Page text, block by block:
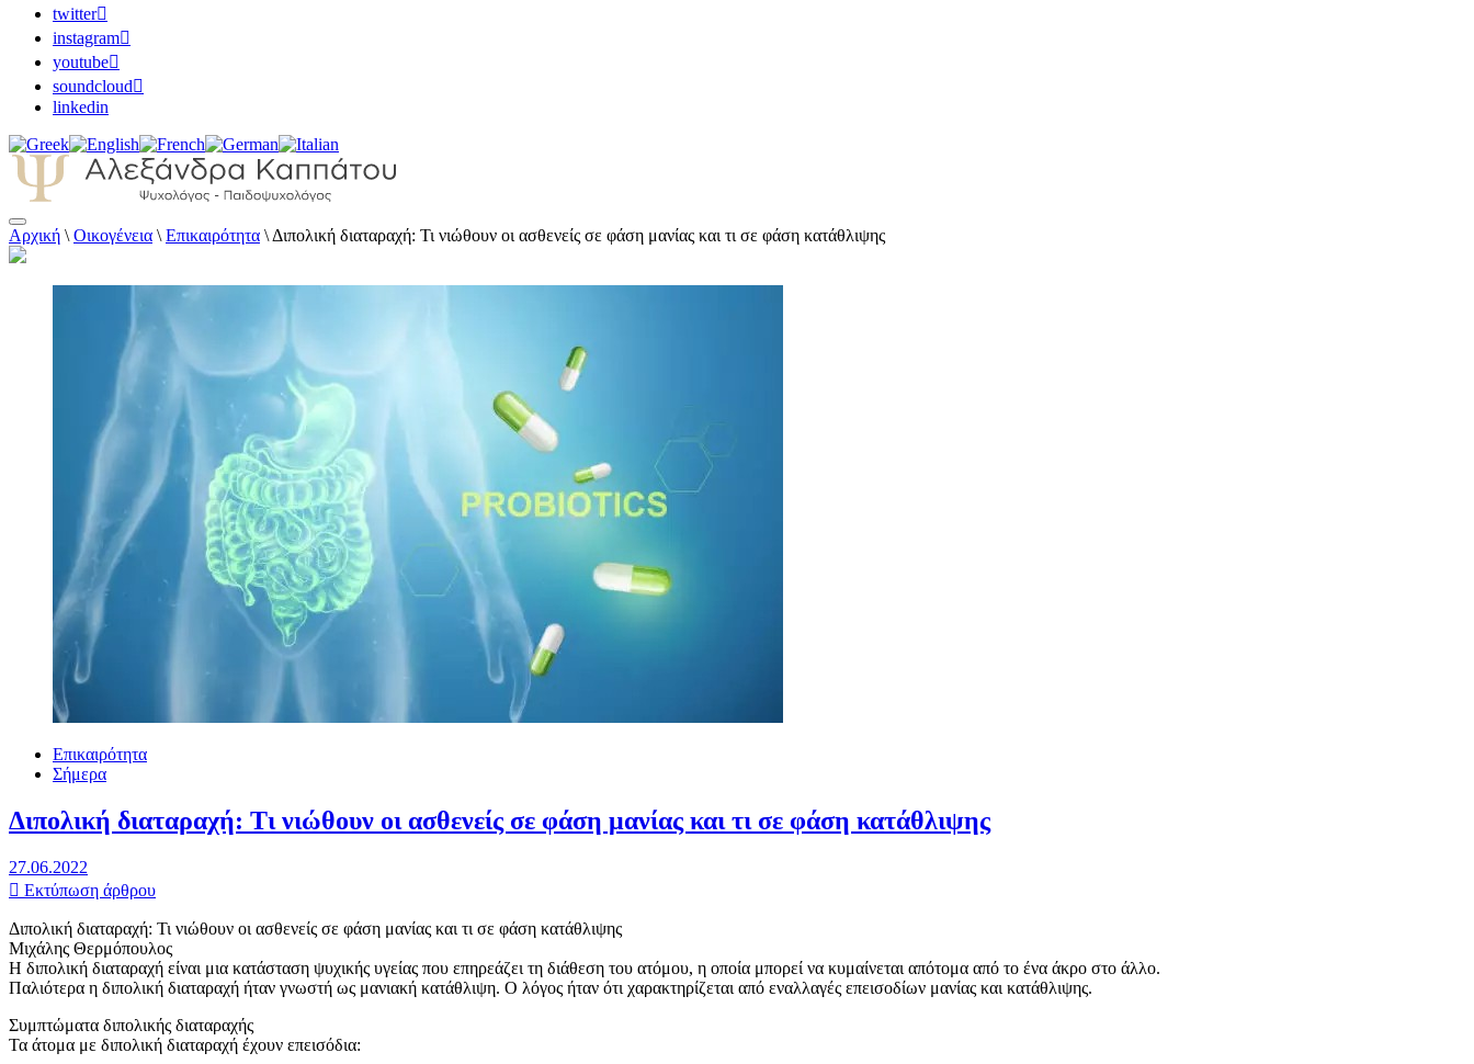
twitter
instagram
youtube
soundcloud
linkedin
Αλεξάνδρα Καππάτου Ψυχολόγος – Παιδοψυχολόγος
Αρχική \ Οικογένεια \ Επικαιρότητα \ Διπολική διαταραχή: Τι νιώθουν οι ασθενείς σε φάση μανίας και τι σε φάση κατάθλιψης
Επικαιρότητα
Σήμερα
Διπολική διαταραχή: Τι νιώθουν οι ασθενείς σε φάση μανίας και τι σε φάση κατάθλιψης
27.06.2022
Εκτύπωση άρθρου
Διπολική διαταραχή: Τι νιώθουν οι ασθενείς σε φάση μανίας και τι σε φάση κατάθλιψης
Μιχάλης Θερμόπουλος
Η διπολική διαταραχή είναι μια κατάσταση ψυχικής υγείας που επηρεάζει τη διάθεση του ατόμου, η οποία μπορεί να κυμαίνεται απότομα από το ένα άκρο στο άλλο.
Παλιότερα η διπολική διαταραχή ήταν γνωστή ως μανιακή κατάθλιψη. Ο λόγος ήταν ότι χαρακτηρίζεται από εναλλαγές επεισοδίων μανίας και κατάθλιψης.
Συμπτώματα διπολικής διαταραχής
Τα άτομα με διπολική διαταραχή έχουν επεισόδια: